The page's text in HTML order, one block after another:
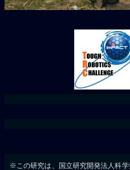
※この研究は、国立研究開発法人科